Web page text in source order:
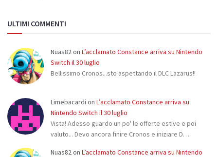
ULTIMI COMMENTI
Nuas82on L’acclamato Constance arriva su Nintendo
Switch il 30 luglio
Bellissimo Cronos...sto aspettando il DLC Lazarus!!
Limebacardi on L’acclamato Constance arriva su
Nintendo Switch il 30 luglio
Vista! Adesso guardo un po' le offerte estive e poi
valuto... Devo ancora finire Cronos e iniziare D…
Nuas82on L’acclamato Constance arriva su Nintendo